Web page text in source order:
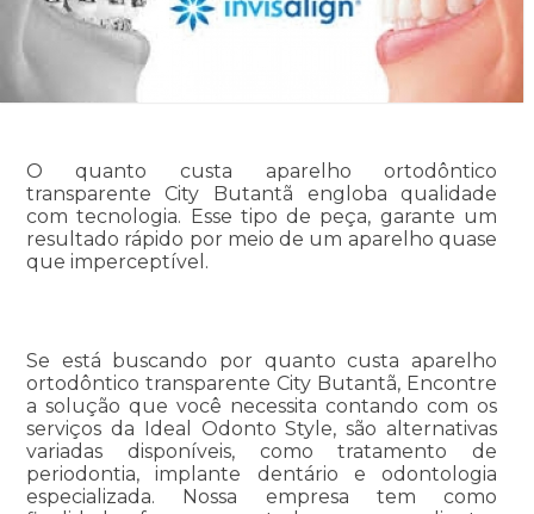
O quanto custa aparelho ortodôntico
transparente City Butantã engloba qualidade
com tecnologia. Esse tipo de peça, garante um
resultado rápido por meio de um aparelho quase
que imperceptível.
Se está buscando por quanto custa aparelho
ortodôntico transparente City Butantã, Encontre
a solução que você necessita contando com os
serviços da Ideal Odonto Style, são alternativas
variadas disponíveis, como tratamento de
periodontia, implante dentário e odontologia
especializada. Nossa empresa tem como